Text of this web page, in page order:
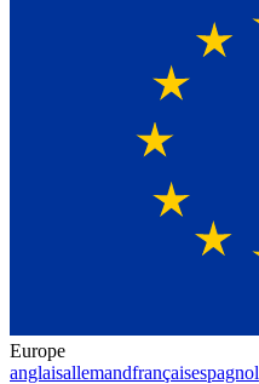
Europe
anglaisallemandfrançaisespagnol